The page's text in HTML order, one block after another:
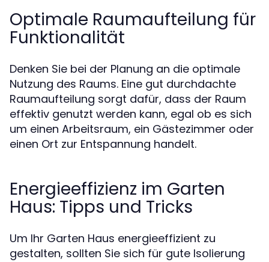
Optimale Raumaufteilung für
Funktionalität
Denken Sie bei der Planung an die optimale
Nutzung des Raums. Eine gut durchdachte
Raumaufteilung sorgt dafür, dass der Raum
effektiv genutzt werden kann, egal ob es sich
um einen Arbeitsraum, ein Gästezimmer oder
einen Ort zur Entspannung handelt.
Energieeffizienz im Garten
Haus: Tipps und Tricks
Um Ihr Garten Haus energieeffizient zu
gestalten, sollten Sie sich für gute Isolierung